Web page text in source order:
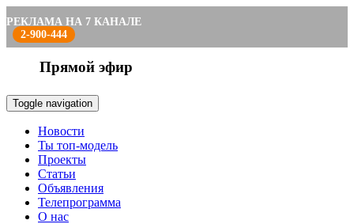
РЕКЛАМА НА 7 КАНАЛЕ
2-900-444
Прямой эфир
Toggle navigation
Новости
Ты топ-модель
Проекты
Статьи
Объявления
Телепрограмма
О нас